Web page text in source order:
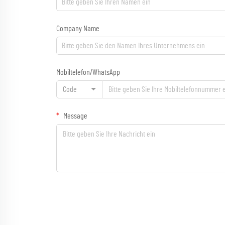
Company Name
Mobiltelefon/WhatsApp
Code
Message